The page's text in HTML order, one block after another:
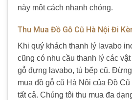
này một cách nhanh chóng.
Thu Mua Đồ Gỗ Cũ Hà Nội Đi
Khi quý khách thanh lý lavabo
cũng có nhu cầu thanh lý các
gỗ đựng lavabo, tủ bếp cũ.
mua đồ gỗ cũ Hà Nội của Đồ
tất cả. Chúng tôi thu mua đa